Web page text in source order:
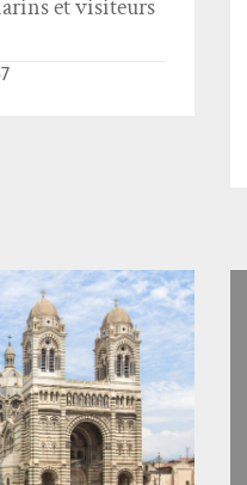
et visiteurs